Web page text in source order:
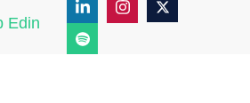
Edin